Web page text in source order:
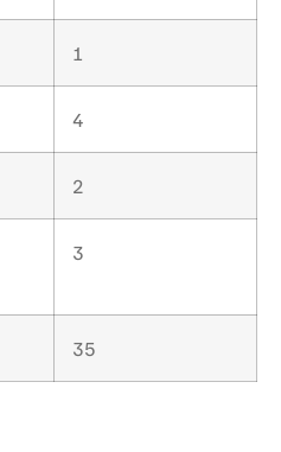
1
4
2
3
35